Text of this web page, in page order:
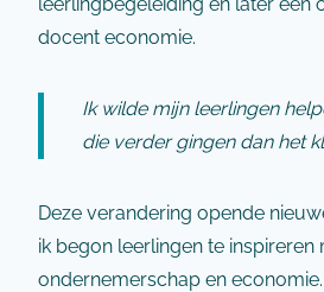
docent economie.
Ik wilde mijn leerlingen
die verder gingen dan het
Deze verandering opende
ik begon leerlingen te inspireren
ondernemerschap en